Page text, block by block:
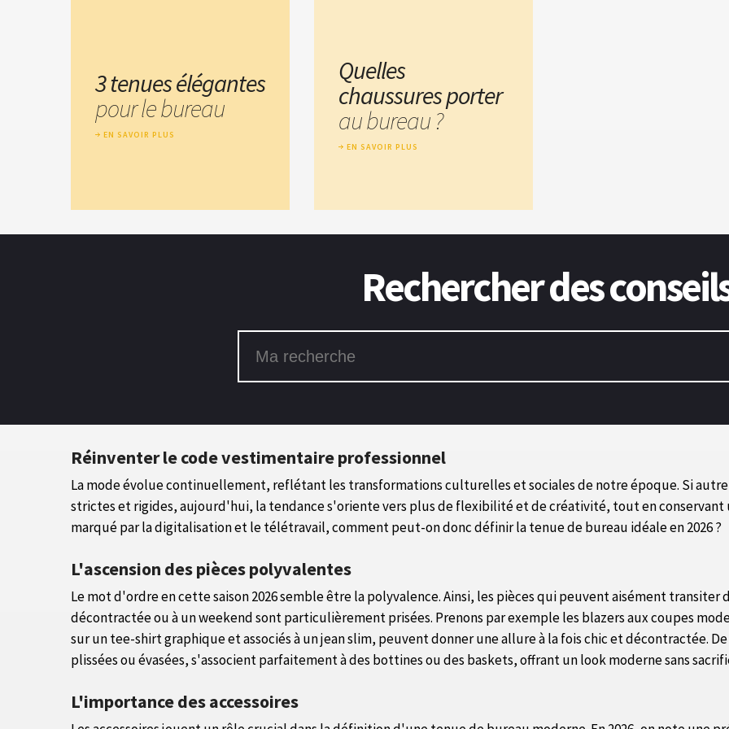
Réinventer le code vestimentaire professionnel
La mode évolue continuellement, reflétant les transformations culturelles et sociales de notre époque. Si
strictes et rigides, aujourd'hui, la tendance s'oriente vers plus de flexibilité et de créativité, tout en conservant
marqué par la digitalisation et le télétravail, comment peut-on donc définir la tenue de bureau idéale en 2026 ?
L'ascension des pièces polyvalentes
Le mot d'ordre en cette saison 2026 semble être la polyvalence. Ainsi, les pièces qui peuvent aisément
décontractée ou à un weekend sont particulièrement prisées. Prenons par exemple les blazers aux coupes
sur un tee-shirt graphique et associés à un jean slim, peuvent donner une allure à la fois chic et décontractée.
plissées ou évasées, s'associent parfaitement à des bottines ou des baskets, offrant un look moderne sans
L'importance des accessoires
3 tenues élégantes
pour le bureau
EN SAVOIR PLUS
Quelles
chaussures porter
au bureau ?
EN SAVOIR PLUS
Rechercher des